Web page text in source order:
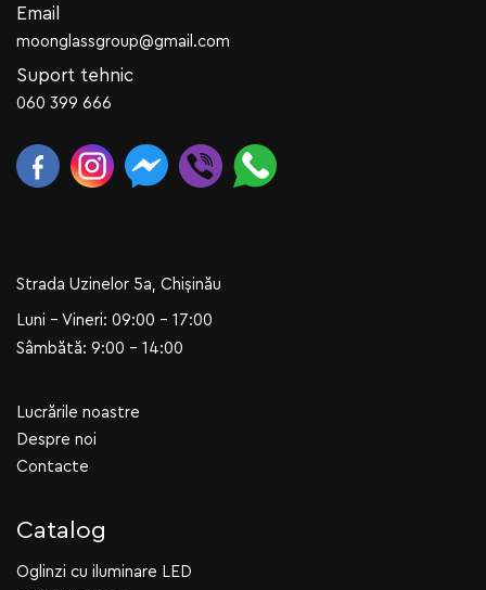
Email
moonglassgroup@gmail.com
Suport tehnic
060 399 666
Strada Uzinelor 5a, Chișinău
Luni - Vineri: 09:00 - 17:00
Sâmbătă: 9:00 - 14:00
Lucrările noastre
Despre noi
Contacte
Catalog
Oglinzi cu iluminare LED